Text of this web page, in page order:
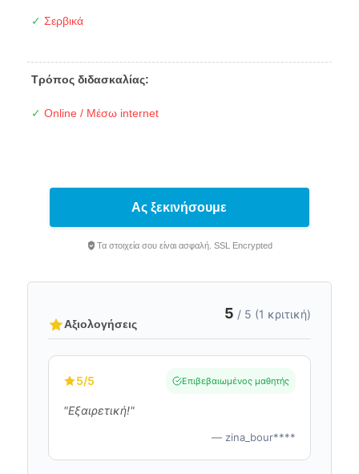
✓ Σερβικά
Τρόπος διδασκαλίας:
✓ Online / Μέσω internet
Ας ξεκινήσουμε
Τα στοιχεία σου είναι ασφαλή. SSL Encrypted
Αξιολογήσεις
5 / 5 (1 κριτική)
5/5 Επιβεβαιωμένος μαθητής
"Εξαιρετική!"
— zina_bour****